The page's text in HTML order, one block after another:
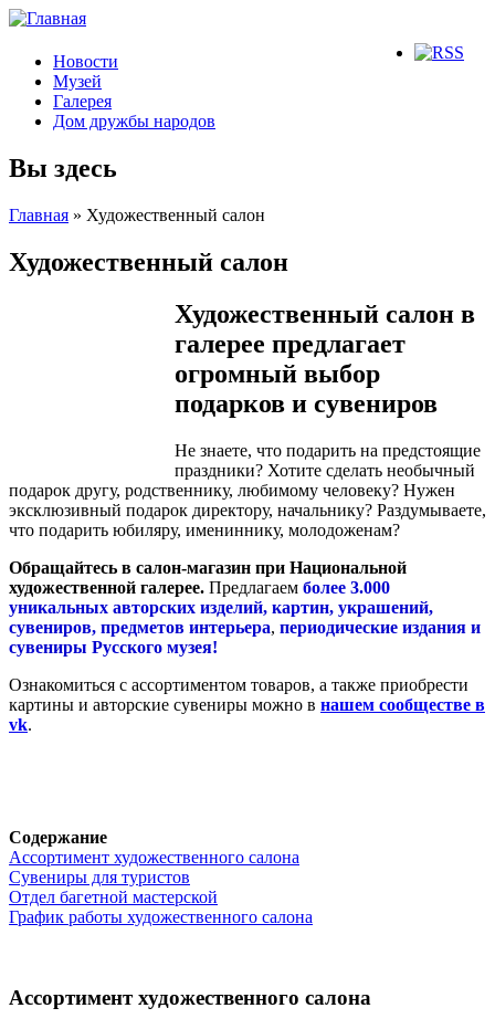
Новости
Музей
Галерея
Дом дружбы народов
Вы здесь
Главная » Художественный салон
Художественный салон
Художественный салон в
галерее предлагает
огромный выбор
подарков и сувениров
Не знаете, что подарить на предстоящие
праздники? Хотите сделать необычный
подарок другу, родственнику, любимому человеку? Нужен
эксклюзивный подарок директору, начальнику? Раздумываете,
что подарить юбиляру, имениннику, молодоженам?
Обращайтесь в салон-магазин при Национальной
художественной галерее. Предлагаем более 3.000
уникальных авторских изделий, картин, украшений,
сувениров, предметов интерьера, периодические издания и
сувениры Русского музея!
Ознакомиться с ассортиментом товаров, а также приобрести
картины и авторские сувениры можно в нашем сообществе в
vk.
Содержание
Ассортимент художественного салона
Сувениры для туристов
Отдел багетной мастерской
График работы художественного салона
Ассортимент художественного салона